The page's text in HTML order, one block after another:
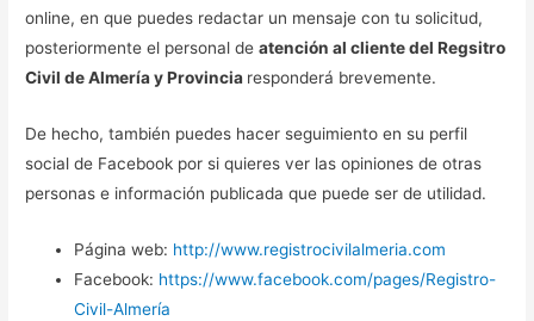
online, en que puedes redactar un mensaje con tu solicitud,
posteriormente el personal deatención al cliente del Regsitro
Civil de Almería y Provincia responderá brevemente.
De hecho, también puedes hacer seguimiento en su perfil
social de Facebook por si quieres ver las opiniones de otras
personas e información publicada que puede ser de utilidad.
Página web: http://www.registrocivilalmeria.com
Facebook: https://www.facebook.com/pages/Registro-
Civil-Almería